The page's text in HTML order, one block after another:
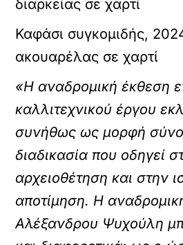
διαρκείας σε χαρτί
Καφάσι συγκομιδής,
ακουαρέλας σε χαρτί
«Η αναδρομική έκθεση
καλλιτεχνικού έργου
συνήθως ως μορφή
διαδικασία που οδηγεί
αρχειοθέτηση και στην
αποτίμηση. Η
Αλέξανδρου Ψυχούλη